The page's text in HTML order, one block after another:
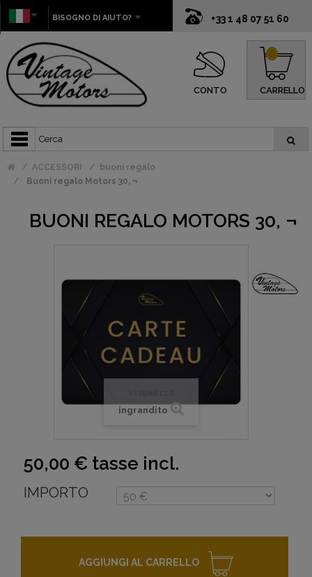
+33 1 48 07 51 60
BISOGNO DI AIUTO?
CONTO CARRELLO
0
ACCESSORI
buoni regalo
Buoni regalo Motors 30, ¬
BUONI REGALO MOTORS 30, ¬
ingrandito
50,00 € tasse incl.
IMPORTO
AGGIUNGI AL CARRELLO